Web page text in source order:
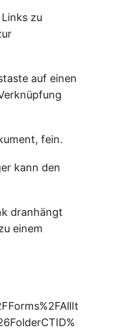
zu
auf einen
fein.
kann den
dranhängt
einem